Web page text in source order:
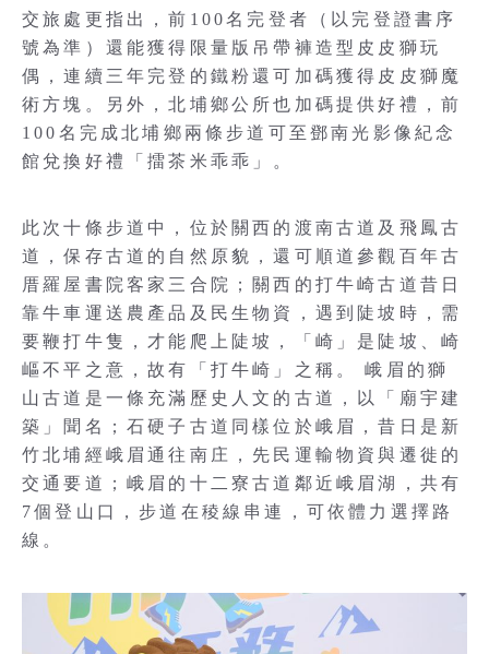
交旅處更指出，前100名完登者（以完登證書序
號為準）還能獲得限量版吊帶褲造型皮皮獅玩
偶，連續三年完登的鐵粉還可加碼獲得皮皮獅魔
術方塊。另外，北埔鄉公所也加碼提供好禮，前
100名完成北埔鄉兩條步道可至鄧南光影像紀念
館兌換好禮「擂茶米乖乖」。
此次十條步道中，位於關西的渡南古道及飛鳳古
道，保存古道的自然原貌，還可順道參觀百年古
厝羅屋書院客家三合院；關西的打牛崎古道昔日
靠牛車運送農產品及民生物資，遇到陡坡時，需
要鞭打牛隻，才能爬上陡坡，「崎」是陡坡、崎
嶇不平之意，故有「打牛崎」之稱。 峨眉的獅
山古道是一條充滿歷史人文的古道，以「廟宇建
築」聞名；石硬子古道同樣位於峨眉，昔日是新
竹北埔經峨眉通往南庄，先民運輸物資與遷徙的
交通要道；峨眉的十二寮古道鄰近峨眉湖，共有
7個登山口，步道在稜線串連，可依體力選擇路
線。